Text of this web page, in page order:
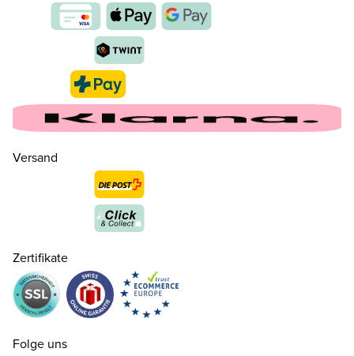
CHF 140.00
36 ( 3½ ) CHF 140.00 nur noch wenige verfügbar
37 ( 4 ) CHF 140.00
CHF 140.00
38 ( 5 ) CHF 140.00
38.5 ( 5½ ) CHF 140.00
Versand
Zertifikate
Folge uns